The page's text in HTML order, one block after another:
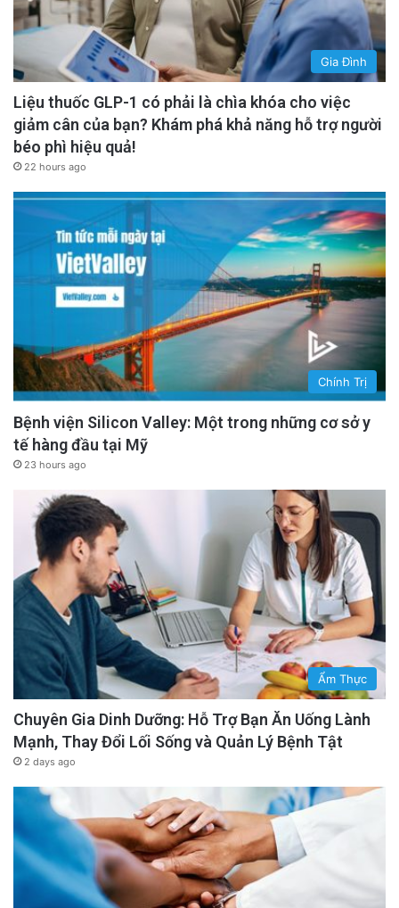
Gia Đình
Liệu thuốc GLP-1 có phải là chìa khóa cho việc
giảm cân của bạn? Khám phá khả năng hỗ trợ người
béo phì hiệu quả!
22 hours ago
Chính Trị
Bệnh viện Silicon Valley: Một trong những cơ sở y
tế hàng đầu tại Mỹ
23 hours ago
Ẩm Thực
Chuyên Gia Dinh Dưỡng: Hỗ Trợ Bạn Ăn Uống Lành
Mạnh, Thay Đổi Lối Sống và Quản Lý Bệnh Tật
2 days ago